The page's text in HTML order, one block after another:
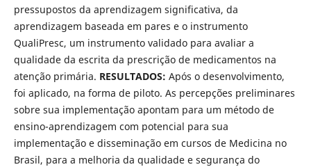
pressupostos da aprendizagem significativa, da
aprendizagem baseada em pares e o instrumento
QualiPresc, um instrumento validado para avaliar a
qualidade da escrita da prescrição de medicamentos na
atenção primária. RESULTADOS: Após o desenvolvimento,
foi aplicado, na forma de piloto. As percepções preliminares
sobre sua implementação apontam para um método de
ensino-aprendizagem com potencial para sua
implementação e disseminação em cursos de Medicina no
Brasil, para a melhoria da qualidade e segurança do